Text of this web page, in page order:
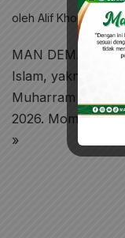
oleh Alif Khoirul
MAN DEMAK –
Islam, yakni dari
Muharram
2026. Momen
»